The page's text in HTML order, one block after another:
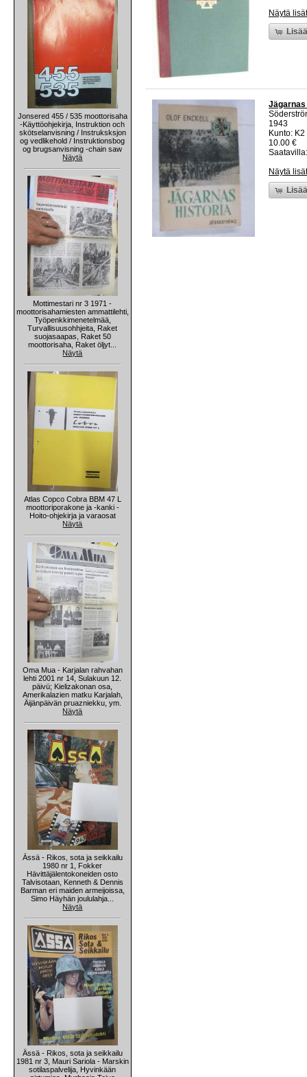
Jonsered 455 / 535 moottorisaha
-Käyttöohjekirja, Instruktion och
skötselanvisning / Instruksksjon
og vedlikehold / Instruktionsbog
og brugsanvisning -chain saw
Näytä
Mottimestari nr 3 1971 -
moottorisahamiesten ammattilehti,
Työpenkkimenetelmää,
Turvallisuusohhjeita, Raket
suojasaapas, Raket 50
moottorisaha, Raket öljyt...
Näytä
Atlas Copco Cobra BBM 47 L
moottoriporakone ja -kanki -
Hoito-ohjekirja ja varaosat
Näytä
Oma Mua - Karjalan rahvahan
lehti 2001 nr 14, Sulakuun 12.
päivü; Kielizakonan osa,
Amerikalazien matku Karjalah,
Äijänpäivän pruazniekku, ym.
Näytä
Ässä - Rikos, sota ja seikkailu
1980 nr 1, Fokker
Hävittäjälentokoneiden osto
Talvisotaan, Kenneth & Dennis
Barman eri maiden armeijoissa,
Simo Häyhän joululahja...
Näytä
Ässä - Rikos, sota ja seikkailu
1981 nr 3, Mauri Sariola - Marskin
sotilaspalvelija, Hyvinkään
Näytä
1943
Kunto:
10.00 €
Näytä